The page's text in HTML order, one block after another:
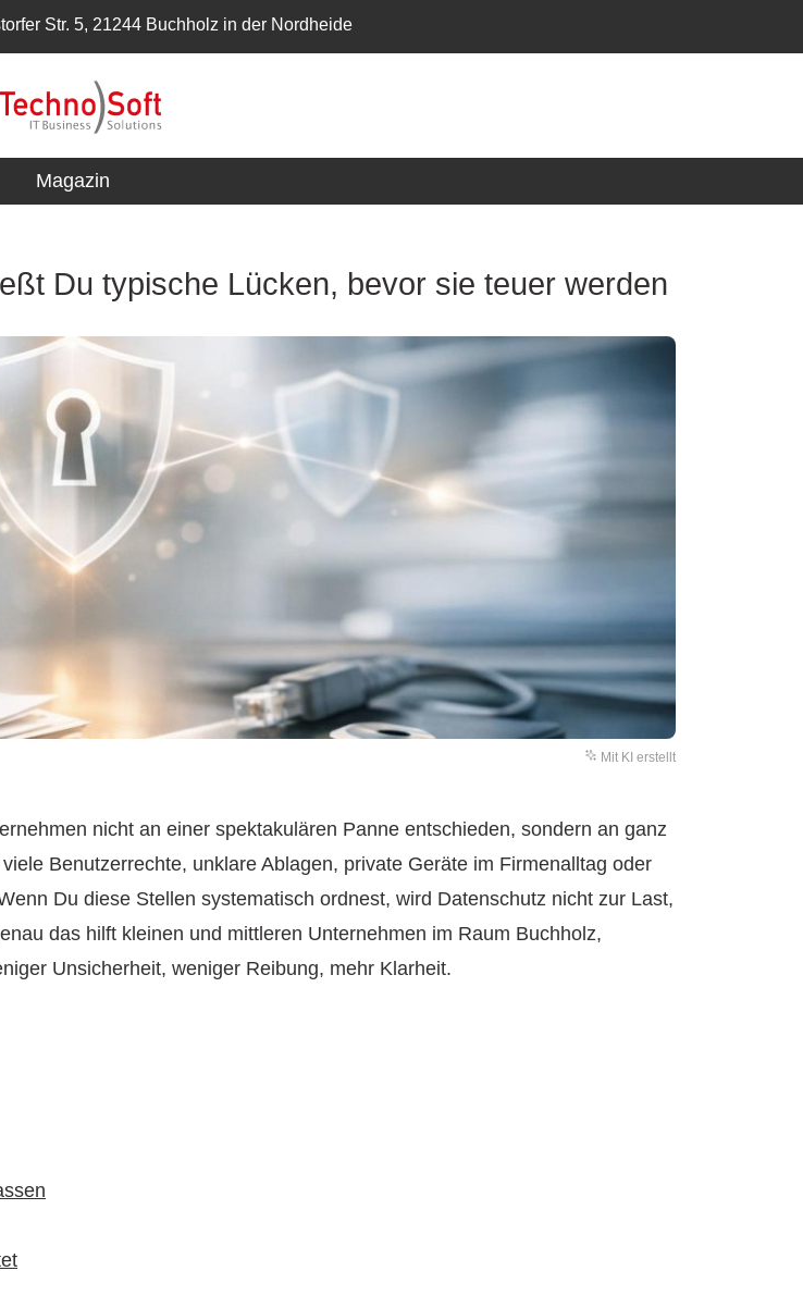
Str. 5, 21244 Buchholz in der Nordheide
Consulting
Magazin
Du typische Lücken, bevor sie teuer werden
Mit KI erstellt
nicht an einer spektakulären Panne entschieden, sondern an ganz
Benutzerrechte, unklare Ablagen, private Geräte im Firmenalltag oder
Du diese Stellen systematisch ordnest, wird Datenschutz nicht zur Last,
das hilft kleinen und mittleren Unternehmen im Raum Buchholz,
Unsicherheit, weniger Reibung, mehr Klarheit.